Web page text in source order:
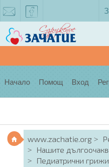
facebook
Начало Помощ Вход
www.zachatie.org
Нашите
Педиатрични